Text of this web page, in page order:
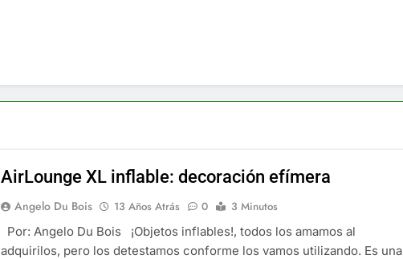
AirLounge XL inflable: decoración efímera
Angelo Du Bois 13 Años Atrás 0
3 Minutos
Por: Angelo Du Bois ¡Objetos inflables!, todos los amamos al
adquirilos, pero los detestamos conforme los vamos utilizando. Es una